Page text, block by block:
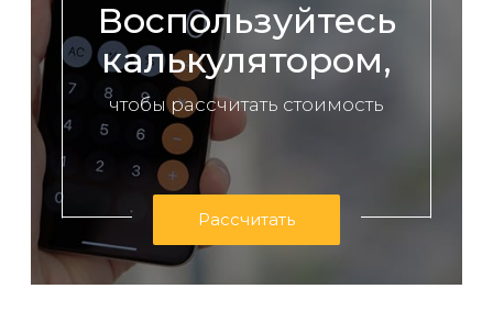
Эпиляция
первый
раз
перед
важным
событием
Противопоказания
Воспользуйтесь
калькулятором,
чтобы рассчитать стоимость
Рассчитать